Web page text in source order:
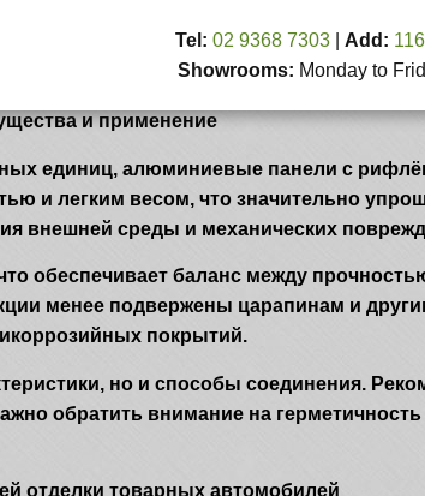
Tel: 02 9368 7303| Add:
Showrooms: Monday to
и применение
единиц, алюминиевые панели с
и легким весом, что значительно
внешней среды и механических
обеспечивает баланс между
менее подвержены царапинам и
покрытий.
но и способы соединения.
обратить внимание на
отделки товарных автомобилей